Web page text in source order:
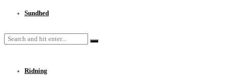
Ridning
Sundhed